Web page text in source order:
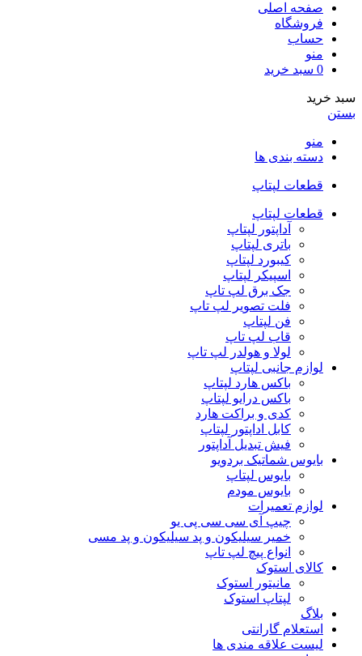
صفحه اصلی
فروشگاه
حساب
منو
0 سبد خرید
سبد خرید
بستن
منو
دسته بندی ها
قطعات لپتاپ
قطعات لپتاپ
آداپتور لپتاپ
باتری لپتاپ
کیبورد لپتاپ
اسپیکر لپتاپ
جک برق لپ تاپ
فلت تصویر لپ تاپ
فن لپتاپ
قاب لپ تاپ
لولا و هولدر لپ تاپ
لوازم جانبی لپتاپ
باکس هارد لپتاپ
باکس درایو لپتاپ
کدی و براکت هارد
کابل اداپتور لپتاپ
فیش تبدیل آداپتور
بایوس شماتیک بردویو
بایوس لپتاپ
بایوس مودم
لوازم تعمیرات
چیپ آی سی سی پی یو
خمیر سیلیکون و پد سیلیکون و پد مسی
انواع پیچ لپ تاپ
کالای استوک
مانیتور استوک
لپتاپ استوک
بلاگ
استعلام گارانتی
لیست علاقه مندی ها